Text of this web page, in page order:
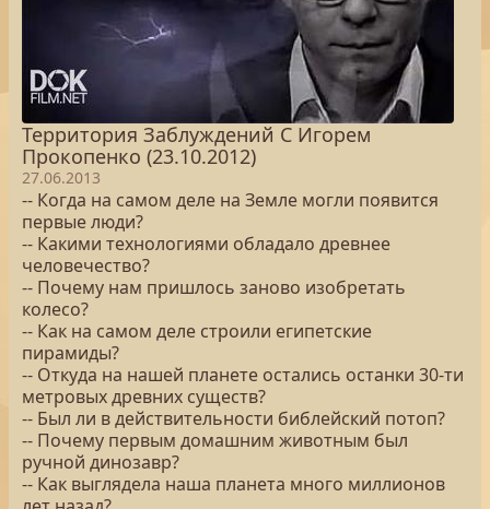
Территория Заблуждений С Игорем
Прокопенко (23.10.2012)
27.06.2013
-- Когда на самом деле на Земле могли появится
первые люди?
-- Какими технологиями обладало древнее
человечество?
-- Почему нам пришлось заново изобретать
колесо?
-- Как на самом деле строили египетские
пирамиды?
-- Откуда на нашей планете остались останки 30-ти
метровых древних существ?
-- Был ли в действительности библейский потоп?
-- Почему первым домашним животным был
ручной динозавр?
-- Как выглядела наша планета много миллионов